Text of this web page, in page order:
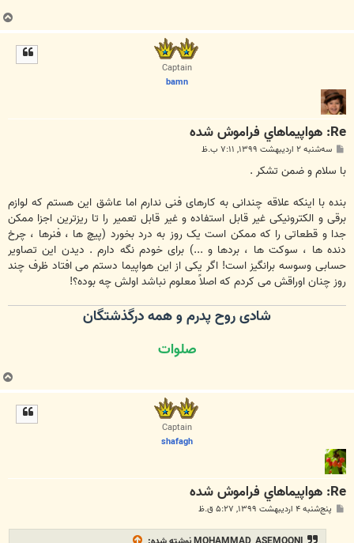
Captain
bamn
Re: هواپيماهاي فراموش شده
ت
سه‌شنبه ۲ اردیبهشت ۱۳۹۹, ۷:۱۱ ب.ظ
با سلام و ضمن تشکر .
بنده با اینکه علاقه چندانی به کارهای فنی ندارم اما عاشق این هستم که لوازم
برقی و الکترونیکی غیر قابل استفاده و غیر قابل تعمیر را تا ریزترین اجزا ممکن
جدا و قطعاتی را که ممکن است یک روز به درد بخورد (پیچ ها ، فنرها ، چرخ
دنده ها ، سوکت ها ، بردها و ...) برای خودم نگه دارم . دیدن این تصاویر
حسابی وسوسه برانگیز است! اگر یکی از این هواپیما دستم می افتاد ظرف چند
روز چنان اوراقش می کردم که اصلاً معلوم نباشد اولش چه بوده؟!
شادی روح پدرم و همه درگذشتگان
صلوات
Captain
shafagh
Re: هواپيماهاي فراموش شده
س
پنج‌شنبه ۴ اردیبهشت ۱۳۹۹, ۵:۲۷ ق.ظ